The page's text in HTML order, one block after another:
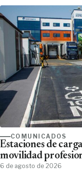
COMUNICADOS
Estaciones de
movilidad
6 de agosto de 2026